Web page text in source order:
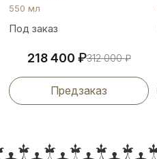
550 мл
Под заказ
218 400 ₽312 000₽
Предзаказ